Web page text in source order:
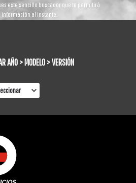
este sencillo buscador que te permitirá
información al instante.
AÑO > MODELO > VERSIÓN